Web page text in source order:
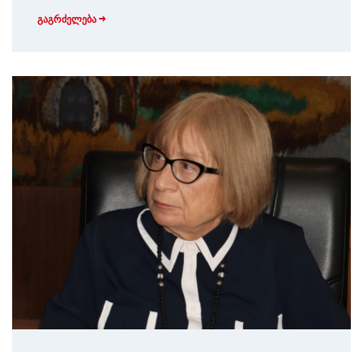
გაგრძელება